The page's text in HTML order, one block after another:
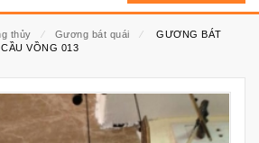
thủy ⁄ Gương bát quái ⁄
GƯƠNG BÁT
VỒNG 013